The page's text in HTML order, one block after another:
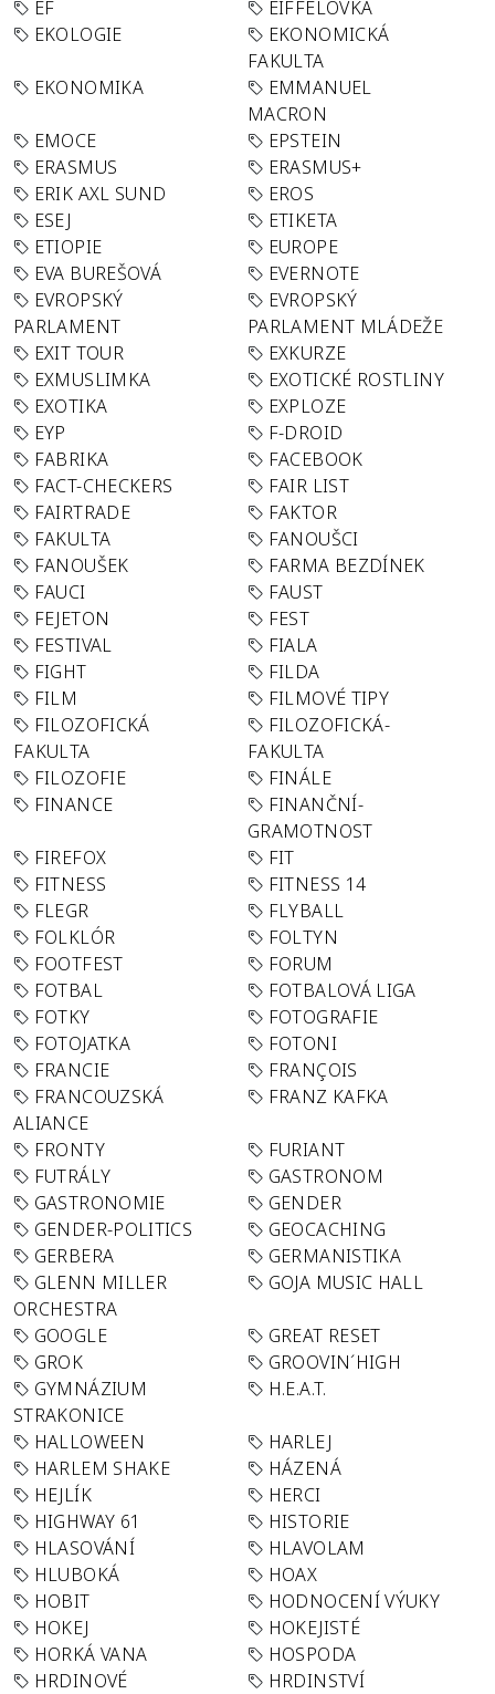
EF
EIFFELOVKA
EKOLOGIE
EKONOMICKÁ
FAKULTA
EKONOMIKA
EMMANUEL
MACRON
EMOCE
EPSTEIN
ERASMUS
ERASMUS+
ERIK AXL SUND
EROS
ESEJ
ETIKETA
ETIOPIE
EUROPE
EVA BUREŠOVÁ
EVERNOTE
EVROPSKÝ
PARLAMENT
EVROPSKÝ
PARLAMENT MLÁDEŽE
EXIT TOUR
EXKURZE
EXMUSLIMKA
EXOTICKÉ ROSTLINY
EXOTIKA
EXPLOZE
EYP
F-DROID
FABRIKA
FACEBOOK
FACT-CHECKERS
FAIR LIST
FAIRTRADE
FAKTOR
FAKULTA
FANOUŠCI
FANOUŠEK
FARMA BEZDÍNEK
FAUCI
FAUST
FEJETON
FEST
FESTIVAL
FIALA
FIGHT
FILDA
FILM
FILMOVÉ TIPY
FILOZOFICKÁ
FAKULTA
FILOZOFICKÁ-
FAKULTA
FILOZOFIE
FINÁLE
FINANCE
FINANČNÍ-
GRAMOTNOST
FIREFOX
FIT
FITNESS
FITNESS 14
FLEGR
FLYBALL
FOLKLÓR
FOLTYN
FOOTFEST
FORUM
FOTBAL
FOTBALOVÁ LIGA
FOTKY
FOTOGRAFIE
FOTOJATKA
FOTONI
FRANCIE
FRANÇOIS
FRANCOUZSKÁ
ALIANCE
FRANZ KAFKA
FRONTY
FURIANT
FUTRÁLY
GASTRONOM
GASTRONOMIE
GENDER
GENDER-POLITICS
GEOCACHING
GERBERA
GERMANISTIKA
GLENN MILLER
ORCHESTRA
GOJA MUSIC HALL
GOOGLE
GREAT RESET
GROK
GROOVIN´HIGH
GYMNÁZIUM
STRAKONICE
H.E.A.T.
HALLOWEEN
HARLEJ
HARLEM SHAKE
HÁZENÁ
HEJLÍK
HERCI
HIGHWAY 61
HISTORIE
HLASOVÁNÍ
HLAVOLAM
HLUBOKÁ
HOAX
HOBIT
HODNOCENÍ VÝUKY
HOKEJ
HOKEJISTÉ
HORKÁ VANA
HOSPODA
HRDINOVÉ
HRDINSTVÍ